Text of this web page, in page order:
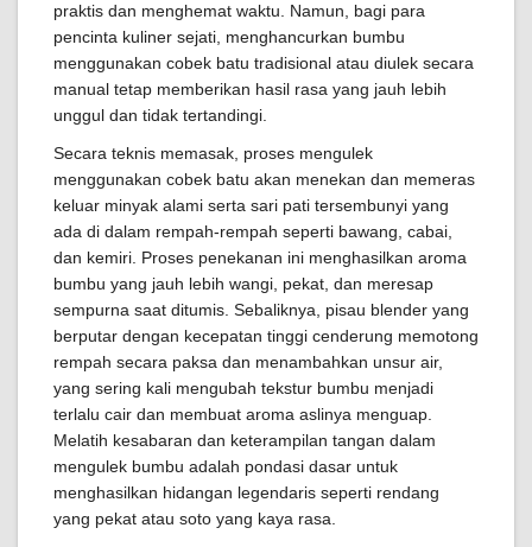
praktis dan menghemat waktu. Namun, bagi para
pencinta kuliner sejati, menghancurkan bumbu
menggunakan cobek batu tradisional atau diulek secara
manual tetap memberikan hasil rasa yang jauh lebih
unggul dan tidak tertandingi.
Secara teknis memasak, proses mengulek
menggunakan cobek batu akan menekan dan memeras
keluar minyak alami serta sari pati tersembunyi yang
ada di dalam rempah-rempah seperti bawang, cabai,
dan kemiri. Proses penekanan ini menghasilkan aroma
bumbu yang jauh lebih wangi, pekat, dan meresap
sempurna saat ditumis. Sebaliknya, pisau blender yang
berputar dengan kecepatan tinggi cenderung memotong
rempah secara paksa dan menambahkan unsur air,
yang sering kali mengubah tekstur bumbu menjadi
terlalu cair dan membuat aroma aslinya menguap.
Melatih kesabaran dan keterampilan tangan dalam
mengulek bumbu adalah pondasi dasar untuk
menghasilkan hidangan legendaris seperti rendang
yang pekat atau soto yang kaya rasa.